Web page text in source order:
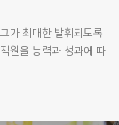
가 최대한 발휘되도록
원을 능력과 성과에 따